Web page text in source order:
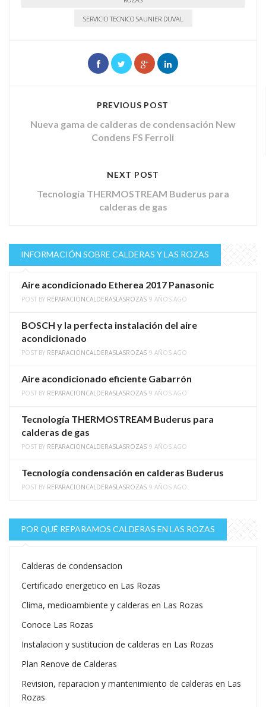
SERVICIO TECNICO SAUNIER DUVAL
PREVIOUS POST
Nueva gama de calderas de condensación New
Condens FS Ferroli
NEXT POST
Tecnología THERMOSTREAM Buderus para
calderas de gas
INFORMACIÓN SOBRE CALDERAS Y LAS ROZAS
Aire acondicionado Etherea 2017 Panasonic
POST BY REPARACIONCALDERASLASROZAS 9 AÑOS AGO
BOSCH y la perfecta instalación del aire
acondicionado
POST BY REPARACIONCALDERASLASROZAS 9 AÑOS AGO
Aire acondicionado eficiente Gabarrón
POST BY REPARACIONCALDERASLASROZAS 9 AÑOS AGO
Tecnología THERMOSTREAM Buderus para
calderas de gas
POST BY REPARACIONCALDERASLASROZAS 9 AÑOS AGO
Tecnología condensación en calderas Buderus
POST BY REPARACIONCALDERASLASROZAS 9 AÑOS AGO
POR QUÉ REPARAMOS CALDERAS EN LAS ROZAS
Calderas de condensacion
Certificado energetico en Las Rozas
Clima, medioambiente y calderas en Las Rozas
Conoce Las Rozas
Instalacion y sustitucion de calderas en Las Rozas
Plan Renove de Calderas
Revision, reparacion y mantenimiento de calderas en Las
Rozas